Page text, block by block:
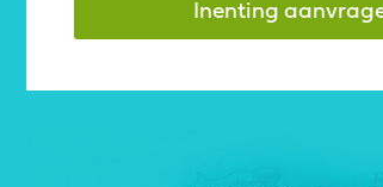
Inenting